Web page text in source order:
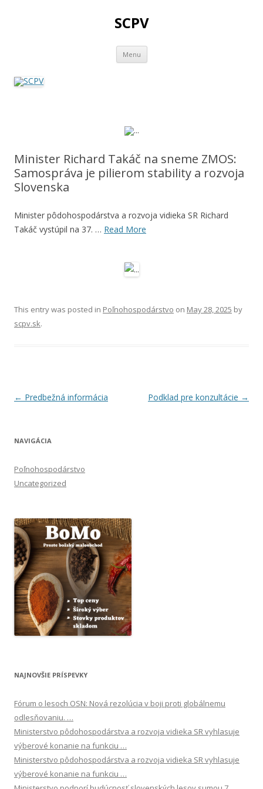
SCPV
Menu Skip
content
Minister Richard Takáč na sneme ZMOS:
Samospráva je pilierom stability a rozvoja
Slovenska
Minister pôdohospodárstva a rozvoja vidieka SR Richard
Takáč vystúpil na 37. … Read More
This entry was posted in Poľnohospodárstvo on May 28, 2025 by
scpv.sk.
Post
← Predbežná informácia Podklad pre konzultácie →
NAVIGÁCIA
Poľnohospodárstvo
Uncategorized
NAJNOVŠIE PRÍSPEVKY
Fórum o lesoch OSN: Nová rezolúcia v boji proti globálnemu
odlesňovaniu. …
Ministerstvo pôdohospodárstva a rozvoja vidieka SR vyhlasuje
výberové konanie na funkciu …
Ministerstvo pôdohospodárstva a rozvoja vidieka SR vyhlasuje
výberové konanie na funkciu …